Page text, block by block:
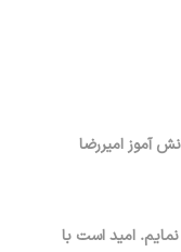
آموز امیررضا
امید است با